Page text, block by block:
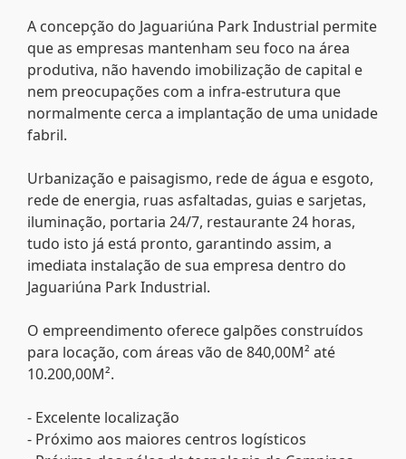
A concepção do Jaguariúna Park Industrial permite
que as empresas mantenham seu foco na área
produtiva, não havendo imobilização de capital e
nem preocupações com a infra-estrutura que
normalmente cerca a implantação de uma unidade
fabril.
Urbanização e paisagismo, rede de água e esgoto,
rede de energia, ruas asfaltadas, guias e sarjetas,
iluminação, portaria 24/7, restaurante 24 horas,
tudo isto já está pronto, garantindo assim, a
imediata instalação de sua empresa dentro do
Jaguariúna Park Industrial.
O empreendimento oferece galpões construídos
para locação, com áreas vão de 840,00M² até
10.200,00M².
- Excelente localização
- Próximo aos maiores centros logísticos